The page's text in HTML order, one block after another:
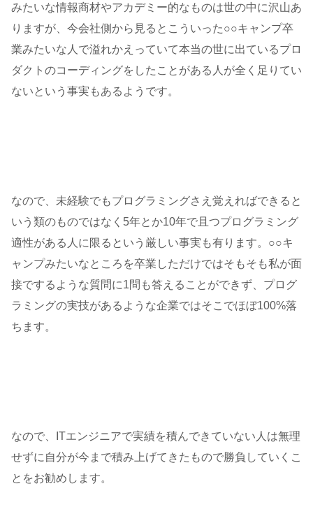
みたいな情報商材やアカデミー的なものは世の中に沢山あ
りますが、今会社側から見るとこういった○○キャンプ卒
業みたいな人で溢れかえっていて本当の世に出ているプロ
ダクトのコーディングをしたことがある人が全く足りてい
ないという事実もあるようです。
なので、未経験でもプログラミングさえ覚えればできると
いう類のものではなく5年とか10年で且つプログラミング
適性がある人に限るという厳しい事実も有ります。○○キ
ャンプみたいなところを卒業しただけではそもそも私が面
接でするような質問に1問も答えることができず、プログ
ラミングの実技があるような企業ではそこでほぼ100%落
ちます。
なので、ITエンジニアで実績を積んできていない人は無理
せずに自分が今まで積み上げてきたもので勝負していくこ
とをお勧めします。